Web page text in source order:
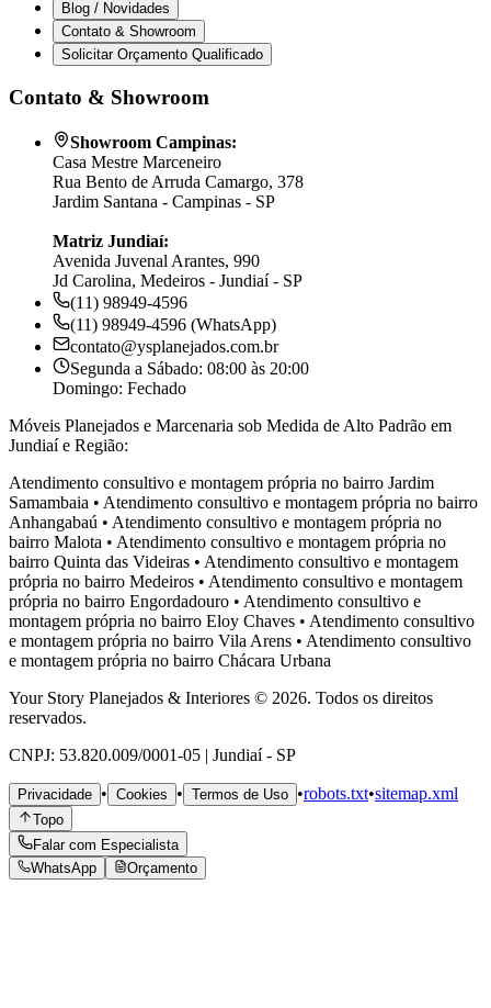
Blog / Novidades
Contato & Showroom
Solicitar Orçamento Qualificado
Contato & Showroom
Showroom Campinas:
Casa Mestre Marceneiro
Rua Bento de Arruda Camargo, 378
Jardim Santana - Campinas - SP
Matriz Jundiaí:
Avenida Juvenal Arantes, 990
Jd Carolina, Medeiros - Jundiaí - SP
(11) 98949-4596
(11) 98949-4596 (WhatsApp)
contato@ysplanejados.com.br
Segunda a Sábado: 08:00 às 20:00
Domingo: Fechado
Móveis Planejados e Marcenaria sob Medida de Alto Padrão em
Jundiaí e Região:
Atendimento consultivo e montagem própria no bairro Jardim
Samambaia • Atendimento consultivo e montagem própria no bairro
Anhangabaú • Atendimento consultivo e montagem própria no
bairro Malota • Atendimento consultivo e montagem própria no
bairro Quinta das Videiras • Atendimento consultivo e montagem
própria no bairro Medeiros • Atendimento consultivo e montagem
própria no bairro Engordadouro • Atendimento consultivo e
montagem própria no bairro Eloy Chaves • Atendimento consultivo
e montagem própria no bairro Vila Arens • Atendimento consultivo
e montagem própria no bairro Chácara Urbana
Your Story Planejados & Interiores © 2026. Todos os direitos
reservados.
CNPJ: 53.820.009/0001-05 | Jundiaí - SP
Privacidade • Cookies • Termos de Uso •robots.txt•sitemap.xml
Topo
Falar com Especialista
WhatsApp
Orçamento